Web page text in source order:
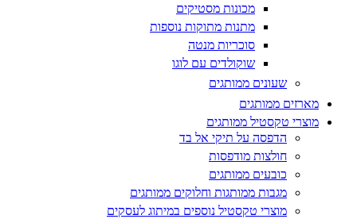
מכונות מסטיקים
מתנות מתוקות נוספות
סוכריות מנטה
שוקולדים עם לוגו
שעונים ממותגים
מארזים ממותגים
מוצרי טקסטיל ממותגים
הדפסה על תיקי אל בד
חולצות מודפסות
כובעים ממותגים
מגבות ממותגות וחלוקים ממותגים
מוצרי טקסטיל נוספים במיתוג לעסקים